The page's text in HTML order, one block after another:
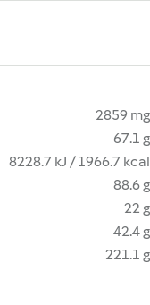
2859 mg
67.1 g
8228.7 kJ / 1966.7 kcal
88.6 g
22 g
42.4 g
221.1 g